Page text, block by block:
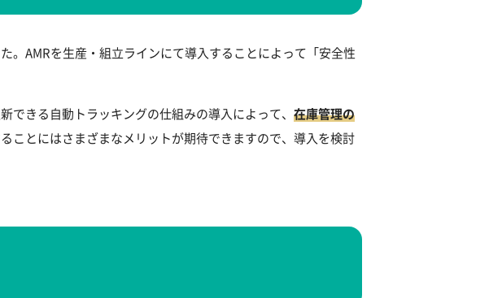
。AMRを生産・組立ラインにて導入することによって「安全性
きる自動トラッキングの仕組みの導入によって、 在庫管理の
ことにはさまざまなメリットが期待できますので、導入を検討